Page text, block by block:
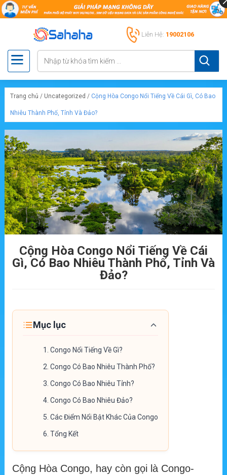
Liên Hệ: 19002106
Trang chủ / Uncategorized / Cộng Hòa Congo Nổi Tiếng Về Cái Gì, Có Bao
Nhiêu Thành Phố, Tỉnh Và Đảo?
Cộng Hòa Congo Nổi Tiếng Về Cái
Gì, Có Bao Nhiêu Thành Phố, Tỉnh Và
Đảo?
Mục lục
1. Congo Nổi Tiếng Về Gì?
2. Congo Có Bao Nhiêu Thành Phố?
3. Congo Có Bao Nhiêu Tỉnh?
4. Congo Có Bao Nhiêu Đảo?
5. Các Điểm Nổi Bật Khác Của Congo
6. Tổng Kết
Cộng Hòa Congo, hay còn gọi là Congo-